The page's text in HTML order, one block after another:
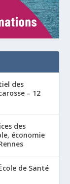
des
– 12
des
économie
de Santé